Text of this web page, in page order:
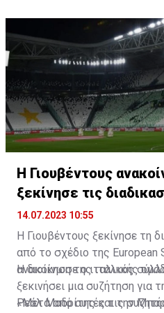
πρόσφορο έδαφος στις
Η Γιουβέντους
ξεκίνησε τις
από την ESL
14.07.2023 10:55
Η Γιουβέντους ξεκίνησε τη
από το σχέδιο της
ανακοίνωσε ο ιταλικός
Η διοίκηση της ιταλικής
ξεκινήσει μια συζήτηση για
Ρεάλ Μαδρίτης και την
«Μετά από αυτές τις